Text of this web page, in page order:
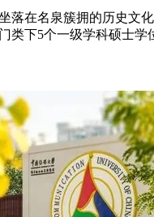
落在名泉簇拥的历史文
类下5个一级学科硕士学